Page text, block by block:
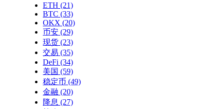
ETH (21)
BTC (33)
OKX (20)
币安 (29)
现货 (23)
交易 (35)
DeFi (34)
美国 (59)
稳定币 (49)
金融 (20)
降息 (27)